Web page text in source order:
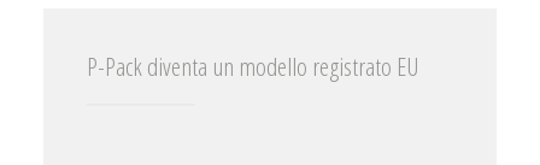
P-Pack diventa un modello registrato EU